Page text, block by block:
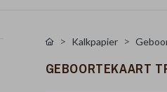
Kalkpapier
GEBOORTEKAART